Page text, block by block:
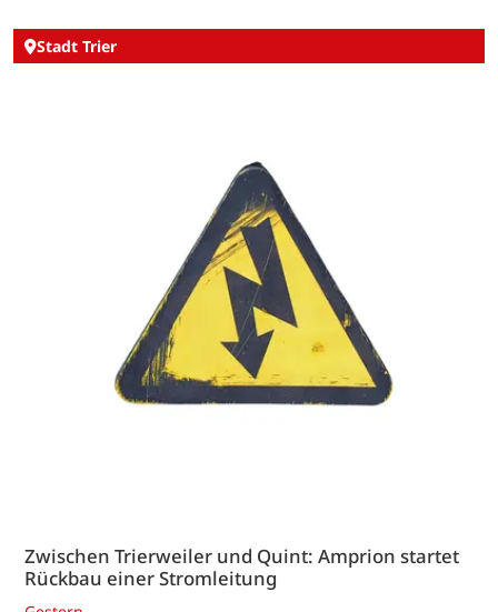
Stadt Trier
Zwischen Trierweiler und Quint: Amprion startet
Rückbau einer Stromleitung